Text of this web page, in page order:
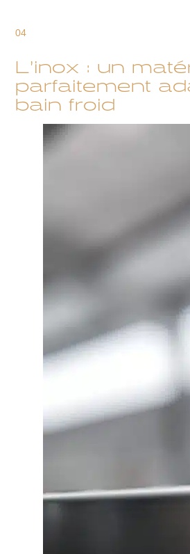
04
L’inox : un
parfaitement
bain froid